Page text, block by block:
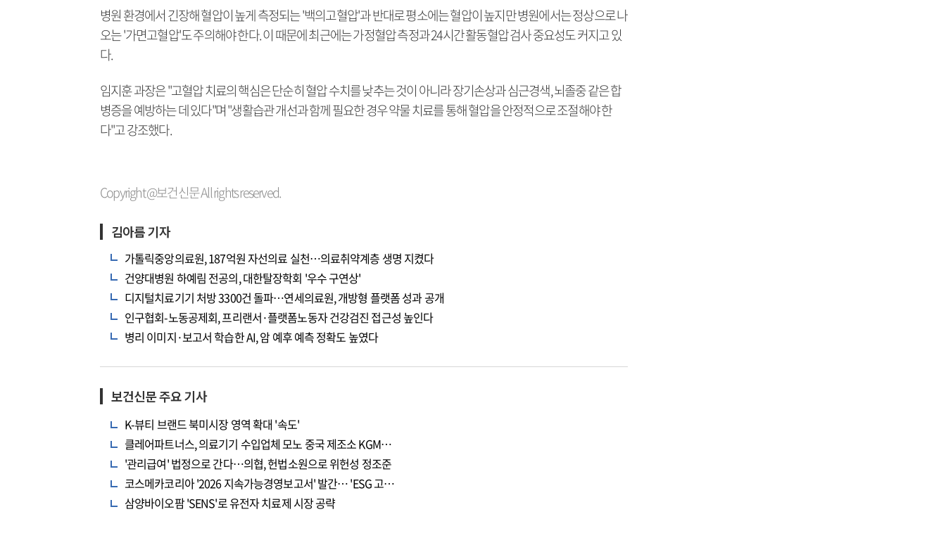
병원 환경에서 긴장해 혈압이 높게 측정되는 '백의고혈압'과 반대로 평소에는 혈압이 높지만 병원에서는 정상으로 나
오는 '가면고혈압'도 주의해야 한다. 이 때문에 최근에는 가정혈압 측정과 24시간 활동혈압 검사 중요성도 커지고 있
다.
임지훈 과장은 "고혈압 치료의 핵심은 단순히 혈압 수치를 낮추는 것이 아니라 장기손상과 심근경색, 뇌졸중 같은 합
병증을 예방하는 데 있다"며 "생활습관 개선과 함께 필요한 경우 약물 치료를 통해 혈압을 안정적으로 조절해야 한
다"고 강조했다.
Copyright @보건신문 All rights reserved.
김아름 기자
가톨릭중앙의료원, 187억원 자선의료 실천…의료취약계층 생명 지켰다
건양대병원 하예림 전공의, 대한탈장학회 '우수 구연상'
디지털치료기기 처방 3300건 돌파…연세의료원, 개방형 플랫폼 성과 공개
인구협회-노동공제회, 프리랜서·플랫폼노동자 건강검진 접근성 높인다
병리 이미지·보고서 학습한 AI, 암 예후 예측 정확도 높였다
보건신문 주요 기사
K-뷰티 브랜드 북미시장 영역 확대 '속도'
클레어파트너스, 의료기기 수입업체 모노 중국 제조소 KGM…
'관리급여' 법정으로 간다…의협, 헌법소원으로 위헌성 정조준
코스메카코리아 '2026 지속가능경영보고서' 발간… 'ESG 고…
삼양바이오팜 'SENS'로 유전자 치료제 시장 공략